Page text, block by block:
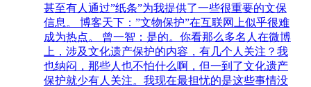
甚至有人通过”纸条”为我提供了一些很重要的文保
信息。 博客天下：”文物保护”在互联网上似乎很难
成为热点。 曾一智：是的。你看那么多名人在微博
上，涉及文化遗产保护的内容，有几个人关注？我
也纳闷，那些人也不怕什么啊，但一到了文化遗产
保护就少有人关注。我现在最担忧的是这些事情没